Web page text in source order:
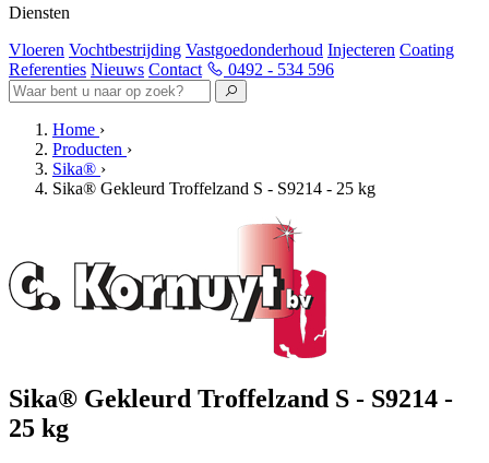
Diensten
Vloeren Vochtbestrijding Vastgoedonderhoud Injecteren Coating
Referenties Nieuws Contact 0492 - 534 596
Home ›
Producten ›
Sika® ›
Sika® Gekleurd Troffelzand S - S9214 - 25 kg
Sika® Gekleurd Troffelzand S - S9214 -
25 kg